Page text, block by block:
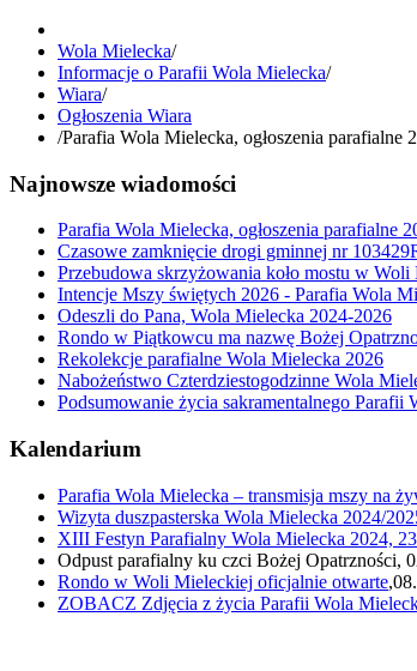
Wola Mielecka/
Informacje o Parafii Wola Mielecka/
Wiara/
Ogłoszenia Wiara
/Parafia Wola Mielecka, ogłoszenia parafialne
Najnowsze wiadomości
Parafia Wola Mielecka, ogłoszenia parafialne
Czasowe zamknięcie drogi gminnej nr
Przebudowa skrzyżowania koło mostu w Woli
Intencje Mszy świętych 2026 - Parafia Wola
Odeszli do Pana, Wola Mielecka 2024-2026
Rondo w Piątkowcu ma nazwę Bożej
Rekolekcje parafialne Wola Mielecka 2026
Nabożeństwo Czterdziestogodzinne Wola
Podsumowanie życia sakramentalnego Parafii
Kalendarium
Parafia Wola Mielecka – transmisja mszy na
Wizyta duszpasterska Wola Mielecka 2024/
XIII Festyn Parafialny Wola Mielecka 2024,
Odpust parafialny ku czci Bożej Opatrzności,
Rondo w Woli Mieleckiej oficjalnie otwarte
ZOBACZ Zdjęcia z życia Parafii Wola